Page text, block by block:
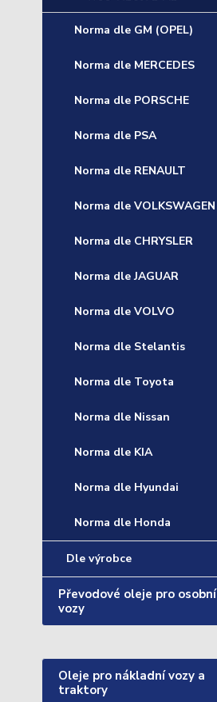
Norma dle GM (OPEL)
Norma dle MERCEDES
Norma dle PORSCHE
Norma dle PSA
Norma dle RENAULT
Norma dle VOLKSWAGEN
Norma dle CHRYSLER
Norma dle JAGUAR
Norma dle VOLVO
Norma dle Stelantis
Norma dle Toyota
Norma dle Nissan
Norma dle KIA
Norma dle Hyundai
Norma dle Honda
Dle výrobce
Převodové oleje pro osobní
vozy
Oleje pro nákladní vozy a
traktory